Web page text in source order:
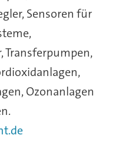
Sensoren für
Transferpumpen,
Ozonanlagen